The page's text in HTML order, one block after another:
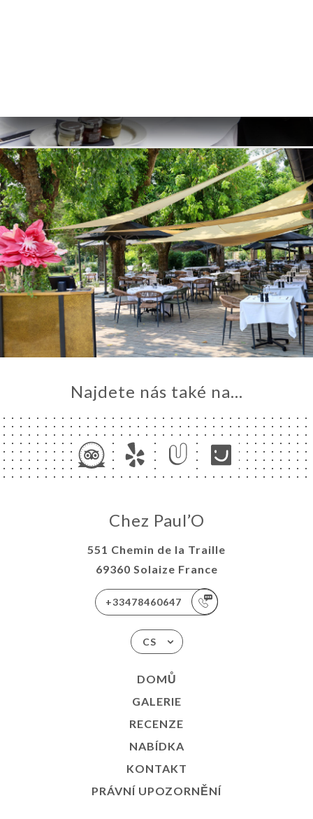
Najdete nás také na...
Chez Paul’O
551 Chemin de la Traille
69360 Solaize France
+33478460647
CS
DOMŮ
GALERIE
RECENZE
NABÍDKA
KONTAKT
PRÁVNÍ UPOZORNĚNÍ